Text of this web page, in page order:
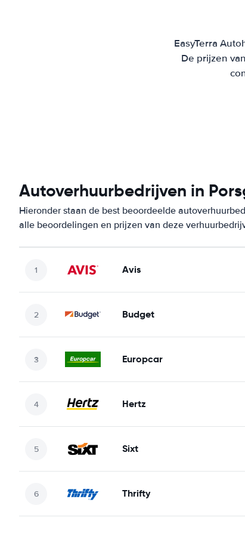
EasyTerra
De prijzen
Autoverhuurbedrijven in
Hieronder staan de best beoordeelde
alle beoordelingen en prijzen van deze
Avis
Budget
Europcar
Hertz
Sixt
Thrifty